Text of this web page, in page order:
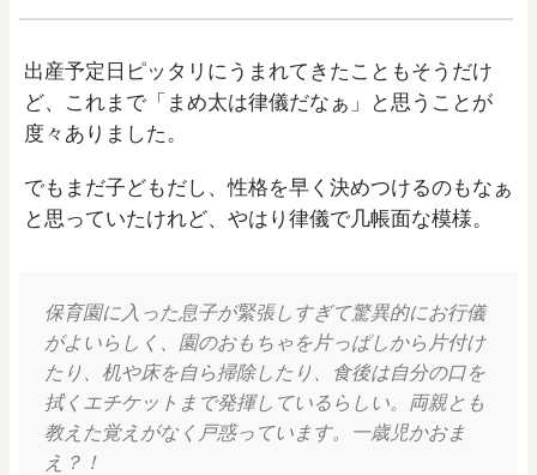
出産予定日ピッタリにうまれてきたこともそうだけ
ど、これまで「まめ太は律儀だなぁ」と思うことが
度々ありました。
でもまだ子どもだし、性格を早く決めつけるのもなぁ
と思っていたけれど、やはり律儀で几帳面な模様。
保育園に入った息子が緊張しすぎて驚異的にお行儀
がよいらしく、園のおもちゃを片っぱしから片付け
たり、机や床を自ら掃除したり、食後は自分の口を
拭くエチケットまで発揮しているらしい。両親とも
教えた覚えがなく戸惑っています。一歳児かおま
え？！